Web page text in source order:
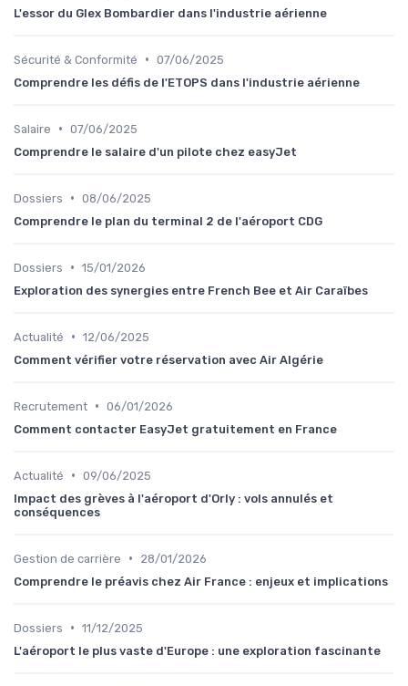
L'essor du Glex Bombardier dans l'industrie aérienne
Sécurité & Conformité • 07/06/2025
Comprendre les défis de l'ETOPS dans l'industrie aérienne
Salaire • 07/06/2025
Comprendre le salaire d'un pilote chez easyJet
Dossiers • 08/06/2025
Comprendre le plan du terminal 2 de l'aéroport CDG
Dossiers • 15/01/2026
Exploration des synergies entre French Bee et Air Caraïbes
Actualité • 12/06/2025
Comment vérifier votre réservation avec Air Algérie
Recrutement • 06/01/2026
Comment contacter EasyJet gratuitement en France
Actualité • 09/06/2025
Impact des grèves à l'aéroport d'Orly : vols annulés et
conséquences
Gestion de carrière •
28/01/2026
Comprendre le préavis chez Air France : enjeux et implications
Dossiers • 11/12/2025
L'aéroport le plus vaste d'Europe : une exploration fascinante